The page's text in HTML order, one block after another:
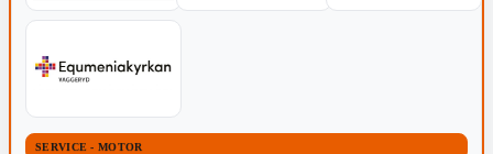
SERVICE - MOTOR